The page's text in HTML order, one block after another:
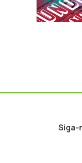
Siga-